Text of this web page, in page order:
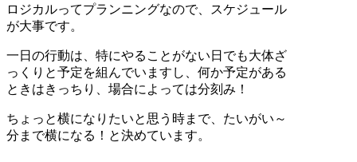
ロジカルってプランニングなので、スケジュール
が大事です。
一日の行動は、特にやることがない日でも大体ざ
っくりと予定を組んでいますし、何か予定がある
ときはきっちり、場合によっては分刻み！
ちょっと横になりたいと思う時まで、たいがい～
分まで横になる！と決めています。